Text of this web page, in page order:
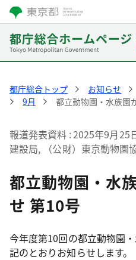
都庁総合トップ お知らせ
9月
都立動物園・水族園
報道発表資料 2025年9月25
建設局, （公財）東京動物園
都立動物園・水
せ 第10号
今年度第10回の都立動物園
記のとおりお知らせします。